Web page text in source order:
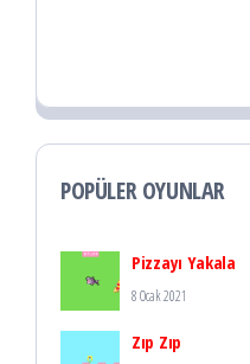
POPÜLER OYUNLAR
Pizzayı Yakala
8 Ocak 2021
Zıp Zıp